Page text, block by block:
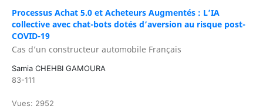
Processus Achat 5.0 et Acheteurs Augmentés : L’IA
collective avec chat-bots dotés d’aversion au risque post-
COVID-19
Cas d’un constructeur automobile Français
Samia CHEHBI GAMOURA
83-111
Vues: 2952